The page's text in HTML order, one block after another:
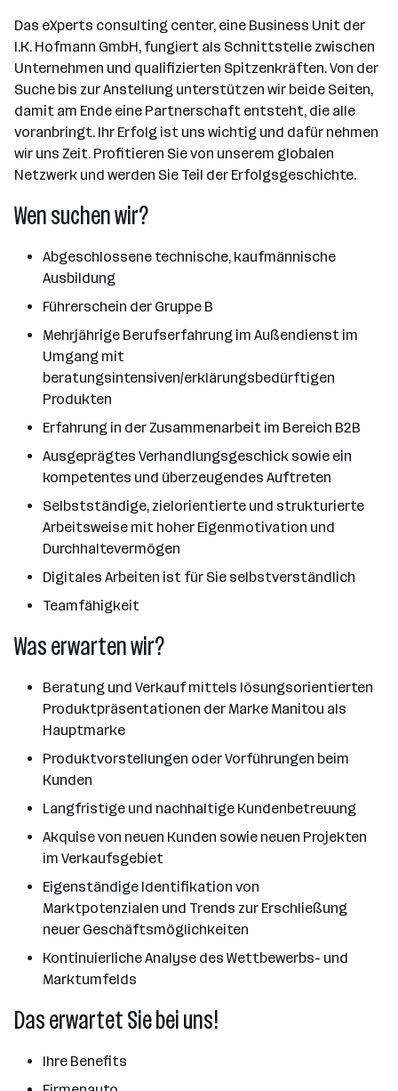
Das eXperts consulting center, eine Business Unit der
I.K. Hofmann GmbH, fungiert als Schnittstelle zwischen
Unternehmen und qualifizierten Spitzenkräften. Von der
Suche bis zur Anstellung unterstützen wir beide Seiten,
damit am Ende eine Partnerschaft entsteht, die alle
voranbringt. Ihr Erfolg ist uns wichtig und dafür nehmen
wir uns Zeit. Profitieren Sie von unserem globalen
Netzwerk und werden Sie Teil der Erfolgsgeschichte.
Wen suchen wir?
Abgeschlossene technische, kaufmännische
Ausbildung
Führerschein der Gruppe B
Mehrjährige Berufserfahrung im Außendienst im
Umgang mit
beratungsintensiven/erklärungsbedürftigen
Produkten
Erfahrung in der Zusammenarbeit im Bereich B2B
Ausgeprägtes Verhandlungsgeschick sowie ein
kompetentes und überzeugendes Auftreten
Selbstständige, zielorientierte und strukturierte
Arbeitsweise mit hoher Eigenmotivation und
Durchhaltevermögen
Digitales Arbeiten ist für Sie selbstverständlich
Teamfähigkeit
Was erwarten wir?
Beratung und Verkauf mittels lösungsorientierten
Produktpräsentationen der Marke Manitou als
Hauptmarke
Produktvorstellungen oder Vorführungen beim
Kunden
Langfristige und nachhaltige Kundenbetreuung
Akquise von neuen Kunden sowie neuen Projekten
im Verkaufsgebiet
Eigenständige Identifikation von
Marktpotenzialen und Trends zur Erschließung
neuer Geschäftsmöglichkeiten
Kontinuierliche Analyse des Wettbewerbs- und
Marktumfelds
Das erwartet Sie bei uns!
Ihre Benefits